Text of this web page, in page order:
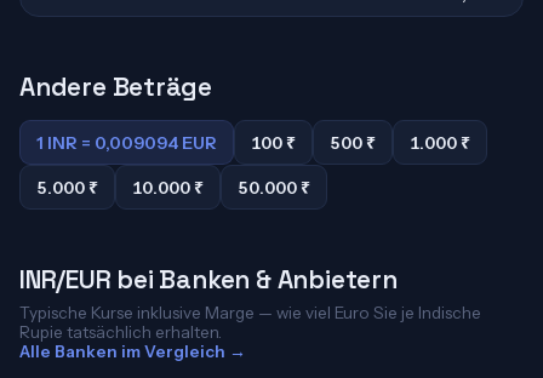
Andere Beträge
1 INR = 0,009094 EUR 100 ₹ 500 ₹ 1.000 ₹
5.000 ₹ 10.000 ₹ 50.000 ₹
INR/EUR bei Banken & Anbietern
Typische Kurse inklusive Marge — wie viel Euro Sie je Indische
Rupie tatsächlich erhalten.
Alle Banken im Vergleich →